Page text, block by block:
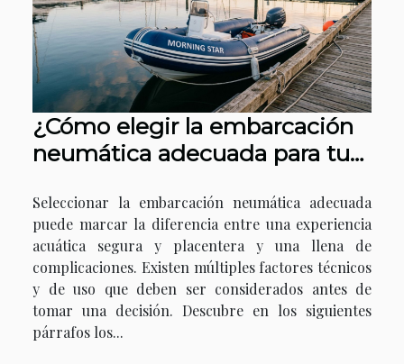
¿Cómo elegir la embarcación
neumática adecuada para tus
Seleccionar la embarcación neumática adecuada
puede marcar la diferencia entre una experiencia
acuática segura y placentera y una llena de
complicaciones. Existen múltiples factores técnicos
y de uso que deben ser considerados antes de
tomar una decisión. Descubre en los siguientes
párrafos los...